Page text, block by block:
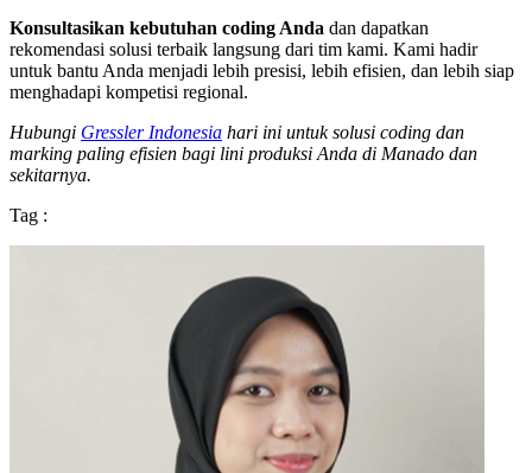
Konsultasikan kebutuhan coding Anda dan dapatkan
rekomendasi solusi terbaik langsung dari tim kami. Kami hadir
untuk bantu Anda menjadi lebih presisi, lebih efisien, dan lebih siap
menghadapi kompetisi regional.
Hubungi Gressler Indonesia hari ini untuk solusi coding dan
marking paling efisien bagi lini produksi Anda di Manado dan
sekitarnya.
Tag :